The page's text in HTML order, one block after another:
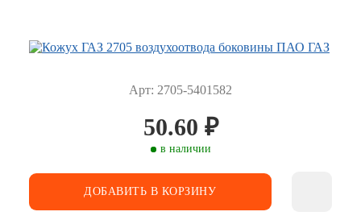
Арт: 2705-5401582
50.60 ₽
в наличии
ДОБАВИТЬ В КОРЗИНУ